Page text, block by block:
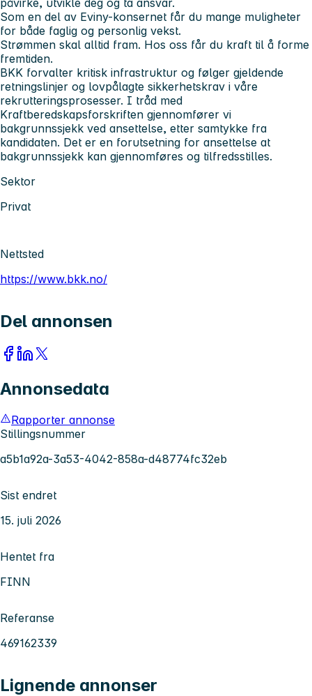
påvirke, utvikle deg og ta ansvar.
Som en del av Eviny-konsernet får du mange muligheter
for både faglig og personlig vekst.
Strømmen skal alltid fram. Hos oss får du kraft til å forme
fremtiden.
BKK forvalter kritisk infrastruktur og følger gjeldende
retningslinjer og lovpålagte sikkerhetskrav i våre
rekrutteringsprosesser. I tråd med
Kraftberedskapsforskriften gjennomfører vi
bakgrunnssjekk ved ansettelse, etter samtykke fra
kandidaten. Det er en forutsetning for ansettelse at
bakgrunnssjekk kan gjennomføres og tilfredsstilles.
Sektor
Privat
Nettsted
https://www.bkk.no/
Del annonsen
Annonsedata
Rapporter annonse
Stillingsnummer
a5b1a92a-3a53-4042-858a-d48774fc32eb
Sist endret
15. juli 2026
Hentet fra
FINN
Referanse
469162339
Lignende annonser